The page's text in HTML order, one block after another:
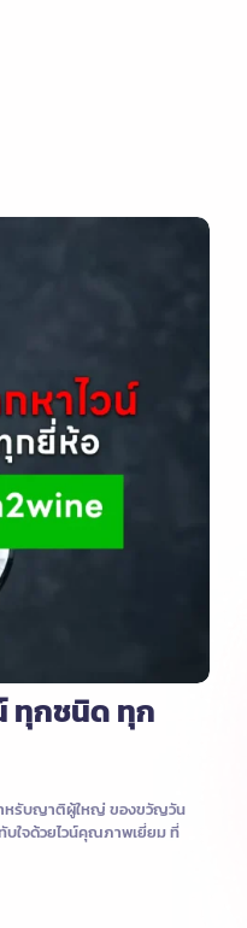
ทุกชนิด ทุก
หรับญาติผู้ใหญ่ ของขวัญวัน
ใจด้วยไวน์คุณภาพเยี่ยม ที่